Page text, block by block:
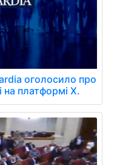
оголосило про
на платформі X.